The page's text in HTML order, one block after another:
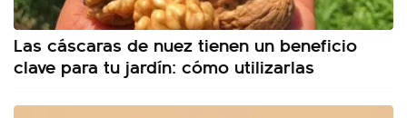
Las cáscaras de nuez tienen un beneficio
clave para tu jardín: cómo utilizarlas